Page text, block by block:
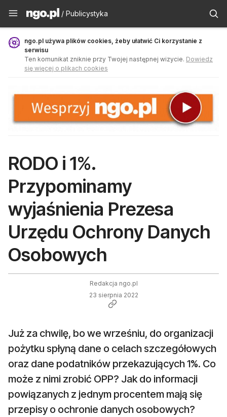
Publicystyka - ngo.pl
/ Publicystyka
ngo.pl używa plików cookies, żeby ułatwić Ci korzystanie z
serwisu
Ten komunikat zniknie przy Twojej następnej wizycie. Dowiedz
się więcej o plikach cookies
RODO i 1%.
Przypominamy
wyjaśnienia Prezesa
Urzędu Ochrony Danych
Osobowych
Redakcja ngo.pl
23 sierpnia 2022
Już za chwilę, bo we wrześniu, do organizacji
pożytku spłyną dane o celach szczegółowych
oraz dane podatników przekazujących 1%. Co
może z nimi zrobić OPP? Jak do informacji
powiązanych z jednym procentem mają się
przepisy o ochronie danych osobowych?